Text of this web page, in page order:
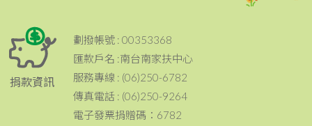
2020年秋季助學特賣會圓滿成功
2020 / 08 / 03 南台南家扶第六屆少年展力
2020 / 07 / 20 「愛傳承·小英雄」夏令營活動
2020 / 05 / 19 💖只要500元捐款，就可獲得【家扶
捐款資訊
劃撥帳號 : 00353368
匯款戶名 :南台南家扶中心
服務專線 : (06)250-6782
傳真電話 : (06)250-9264
電子發票捐贈碼：6782